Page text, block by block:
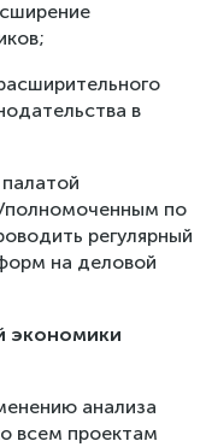
в
по
регулярный
на деловой
экономики
анализа
всем проектам